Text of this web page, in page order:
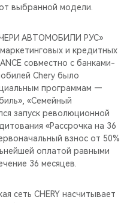
выбранной модели.
АВТОМОБИЛИ РУС»
и кредитных
совместно с банками-
Chery было
программам —
«Семейный
запуск революционной
«Рассрочка на 36
взнос от 50%
оплатой равными
36 месяцев.
сеть CHERY насчитывает